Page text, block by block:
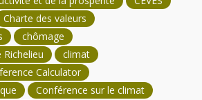
Charte des valeurs
chômage
climat
Calculator
Conférence sur le climat